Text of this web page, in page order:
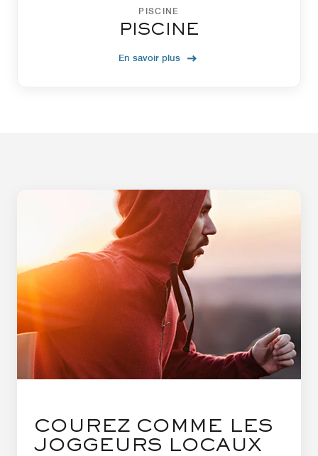
PISCINE
PISCINE
En savoir plus
COUREZ COMME LES
JOGGEURS LOCAUX